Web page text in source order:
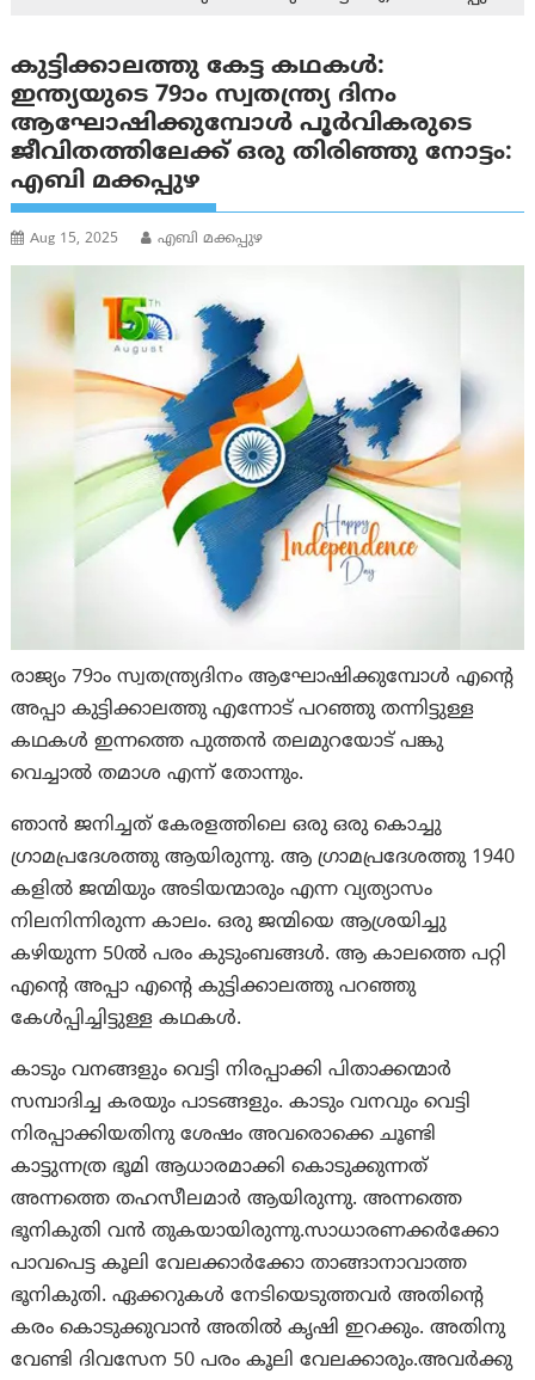
കുട്ടിക്കാലത്തു കേട്ട കഥകൾ:
ഇന്ത്യയുടെ 79ാം സ്വതന്ത്ര്യ ദിനം
ആഘോഷിക്കുമ്പോൾ പൂർവികരുടെ
ജീവിതത്തിലേക്ക് ഒരു തിരിഞ്ഞു നോട്ടം:
എബി മക്കപ്പുഴ
Aug 15, 2025 എബി മക്കപ്പുഴ
രാജ്യം 79ാം സ്വതന്ത്ര്യദിനം ആഘോഷിക്കുമ്പോൾ എന്റെ
അപ്പാ കുട്ടിക്കാലത്തു എന്നോട് പറഞ്ഞു തന്നിട്ടുള്ള
കഥകൾ ഇന്നത്തെ പുത്തൻ തലമുറയോട് പങ്കു
വെച്ചാൽ തമാശ എന്ന് തോന്നും.
ഞാൻ ജനിച്ചത് കേരളത്തിലെ ഒരു ഒരു കൊച്ചു
ഗ്രാമപ്രദേശത്തു ആയിരുന്നു. ആ ഗ്രാമപ്രദേശത്തു 1940
കളിൽ ജന്മിയും അടിയന്മാരും എന്ന വ്യത്യാസം
നിലനിന്നിരുന്ന കാലം. ഒരു ജന്മിയെ ആശ്രയിച്ചു
കഴിയുന്ന 50ൽ പരം കുടുംബങ്ങൾ. ആ കാലത്തെ പറ്റി
എന്റെ അപ്പാ എന്റെ കുട്ടിക്കാലത്തു പറഞ്ഞു
കേൾപ്പിച്ചിട്ടുള്ള കഥകൾ.
കാടും വനങ്ങളും വെട്ടി നിരപ്പാക്കി പിതാക്കന്മാർ
സമ്പാദിച്ച കരയും പാടങ്ങളും. കാടും വനവും വെട്ടി
നിരപ്പാക്കിയതിനു ശേഷം അവരൊക്കെ ചൂണ്ടി
കാട്ടുന്നത്ര ഭൂമി ആധാരമാക്കി കൊടുക്കുന്നത്
അന്നത്തെ തഹസീലമാർ ആയിരുന്നു. അന്നത്തെ
ഭൂനികുതി വൻ തുകയായിരുന്നു.സാധാരണക്കർക്കോ
പാവപെട്ട കൂലി വേലക്കാർക്കോ താങ്ങാനാവാത്ത
ഭൂനികുതി. ഏക്കറുകൾ നേടിയെടുത്തവർ അതിന്റെ
കരം കൊടുക്കുവാൻ അതിൽ കൃഷി ഇറക്കും. അതിനു
വേണ്ടി ദിവസേന 50 പരം കൂലി വേലക്കാരും.അവർക്കു